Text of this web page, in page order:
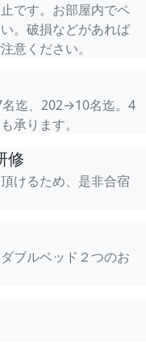
です。お部屋内でペ
。破損などがあれば
意ください。
迄、202→10名迄。4
承ります。
修
けるため、是非合宿
ブルベッド２つのお